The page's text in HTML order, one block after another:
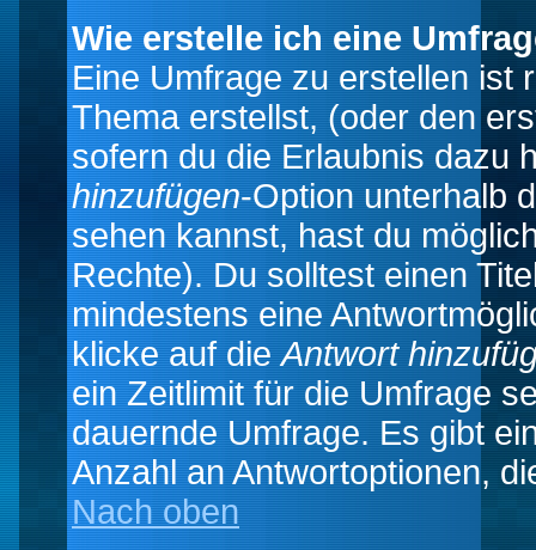
Wie erstelle ich eine
Eine Umfrage zu erstellen ist
Thema erstellst, (oder den
sofern du die Erlaubnis dazu
hinzufügen-Option unterhalb
sehen kannst, hast du
Rechte). Du solltest einen
mindestens eine
klicke auf dieAntwort
ein Zeitlimit für die Umfrage
dauernde Umfrage. Es gibt
Anzahl an Antwortoptionen,
Nach oben